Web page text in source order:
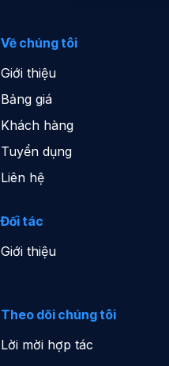
Về chúng tôi
Giới thiệu
Bảng giá
Khách hàng
Tuyển dụng
Liên hệ
Đối tác
Giới thiệu
Theo dõi chúng tôi
Lời mời hợp tác